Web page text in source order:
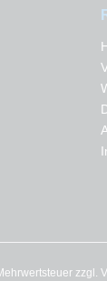
zzgl.